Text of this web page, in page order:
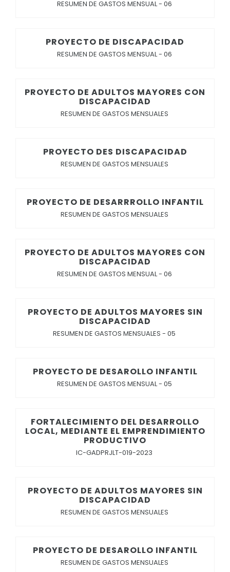
RESUMEN DE GASTOS MENSUAL - 06
PROYECTO DE DISCAPACIDAD
RESUMEN DE GASTOS MENSUAL - 06
PROYECTO DE ADULTOS MAYORES CON
DISCAPACIDAD
RESUMEN DE GASTOS MENSUALES
PROYECTO DES DISCAPACIDAD
RESUMEN DE GASTOS MENSUALES
PROYECTO DE DESARRROLLO INFANTIL
RESUMEN DE GASTOS MENSUALES
PROYECTO DE ADULTOS MAYORES CON
DISCAPACIDAD
RESUMEN DE GASTOS MENSUAL - 06
PROYECTO DE ADULTOS MAYORES SIN
DISCAPACIDAD
RESUMEN DE GASTOS MENSUALES - 05
PROYECTO DE DESAROLLO INFANTIL
RESUMEN DE GASTOS MENSUAL - 05
FORTALECIMIENTO DEL DESARROLLO
LOCAL, MEDIANTE EL EMPRENDIMIENTO
PRODUCTIVO
IC-GADPRJLT-019-2023
PROYECTO DE ADULTOS MAYORES SIN
DISCAPACIDAD
RESUMEN DE GASTOS MENSUALES
PROYECTO DE DESAROLLO INFANTIL
RESUMEN DE GASTOS MENSUALES